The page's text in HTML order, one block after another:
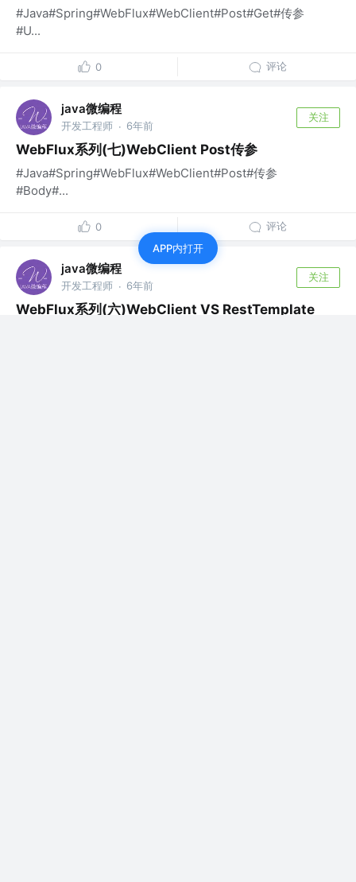
#Java#Spring#WebFlux#WebClient#Post#Get#传参
#U...
0 评论
java微编程
开发工程师 · 6年前
关注
WebFlux系列(七)WebClient Post传参
#Java#Spring#WebFlux#WebClient#Post#传参
#Body#...
0 评论
java微编程
开发工程师 · 6年前
关注
WebFlux系列(六)WebClient VS RestTemplate
APP内打开